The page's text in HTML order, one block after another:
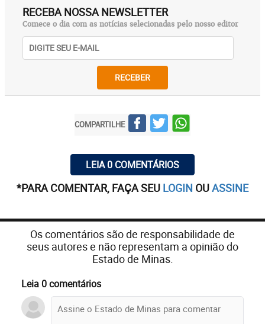
RECEBA NOSSA NEWSLETTER
Comece o dia com as notícias selecionadas pelo nosso editor
RECEBER
COMPARTILHE
LEIA 0 COMENTÁRIOS
*PARA COMENTAR, FAÇA SEU LOGIN OUASSINE
Os comentários são de responsabilidade de
seus autores e não representam a opinião do
Estado de Minas.
Leia 0 comentários